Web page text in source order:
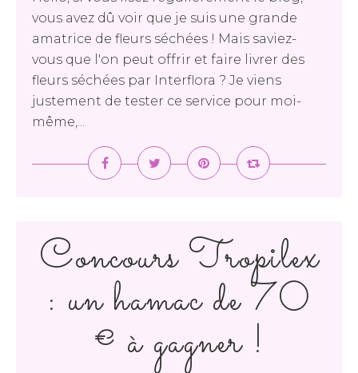
vous avez dû voir que je suis une grande
amatrice de fleurs séchées ! Mais saviez-
vous que l'on peut offrir et faire livrer des
fleurs séchées par Interflora ? Je viens
justement de tester ce service pour moi-
même,...
Concours Tropilex
: un hamac de 70
€ à gagner !